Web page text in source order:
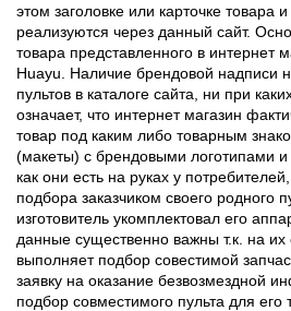
этом заголовке или карточке товара
реализуются через данный сайт.
товара представленного в интернет
Huayu. Наличие брендовой надписи
пультов в каталоге сайта, ни при
означает, что интернет магазин
товар под каким либо товарным
(макеты) с брендовыми логотипами
как они есть на руках у
подбора заказчиком своего родного
изготовитель укомплектовал его
данные существенно важны т.к. на
выполняет подбор совестимой
заявку на оказание безвозмездной
подбор совместимого пульта для его